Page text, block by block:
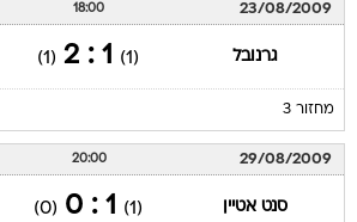
23/08/2009
18:00
גרנובל (1)
1 : 2
(1)
מחזור 3
29/08/2009
20:00
סנט אטיין (1)
1 : 0
(0)